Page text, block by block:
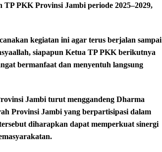
PKK Provinsi Jambi periode 2025–2029,
kegiatan ini agar terus berjalan sampai
siapapun Ketua TP PKK berikutnya
bermanfaat dan menyentuh langsung
Jambi turut menggandeng Dharma
Provinsi Jambi yang berpartisipasi dalam
diharapkan dapat memperkuat sinergi